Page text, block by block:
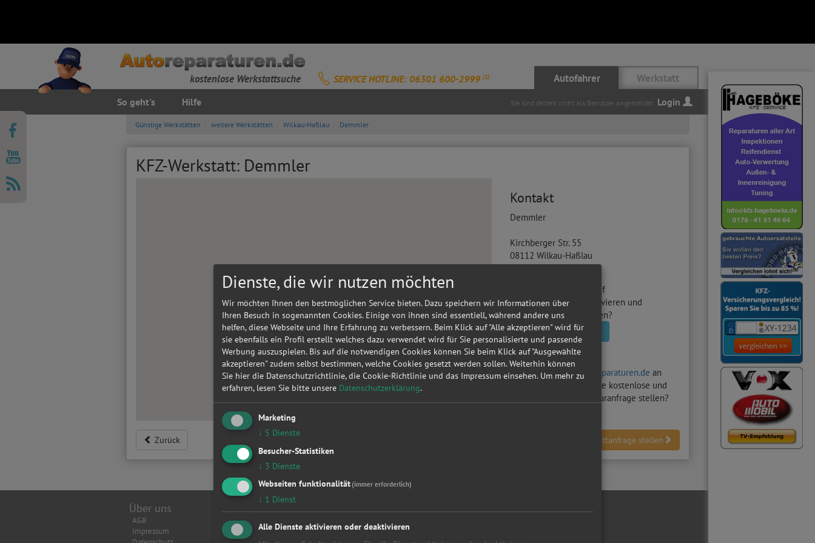
kostenlose Werkstattsuche SERVICE HOTLINE: 06301 600-2999 (1) Autofahrer Werkstatt
So geht's Hilfe Sie sind derzeit nicht als Benutzer angemeldet. Login
Günstige Werkstätten weitere Werkstätten Wilkau-Haßlau Demmler
KFZ-Werkstatt: Demmler
Kontakt
Demmler
Kirchberger Str. 55
08112 Wilkau-Haßlau
auf
Autoreparaturen.de aktivieren und
Kundenanfragen erhalten?
▶Werkstatt aktivieren
Sie möchten auf Autoreparaturen.de an
eine kostenlose und
unverbindliche Reparaturanfrage stellen?
Zurück Werkstattanfrage stellen
Über uns
AGB
Impressum
Top Werkstattleistungen
Achsvermessung
Anhängerkupplung
Top Hersteller
Audi
Social Media
Dienste, die wir nutzen möchten
Wir möchten Ihnen den bestmöglichen Service bieten. Dazu speichern wir Informationen über
Ihren Besuch in sogenannten Cookies. Einige von ihnen sind essentiell, während andere uns
helfen, diese Webseite und Ihre Erfahrung zu verbessern. Beim Klick auf "Alle akzeptieren" wird für
sie ebenfalls ein Profil erstellt welches dazu verwendet wird für Sie personalisierte und passende
Werbung auszuspielen. Bis auf die notwendigen Cookies können Sie beim Klick auf "Ausgewählte
akzeptieren" zudem selbst bestimmen, welche Cookies gesetzt werden sollen. Weiterhin können
Sie hier die Datenschutzrichtlinie, die Cookie-Richtlinie und das Impressum einsehen. Um mehr zu
erfahren, lesen Sie bitte unsere Datenschutzerklärung.
Marketing
↓ 5 Dienste
Besucher-Statistiken
↓ 3 Dienste
Webseiten funktionalität(immer erforderlich)
↓ 1 Dienst
Alle Dienste aktivieren oder deaktivieren